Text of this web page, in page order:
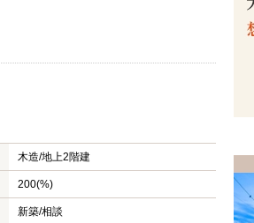
売却時の諸費用
仲介と買取の違い
木造/地上2階建
200(%)
新築/相談